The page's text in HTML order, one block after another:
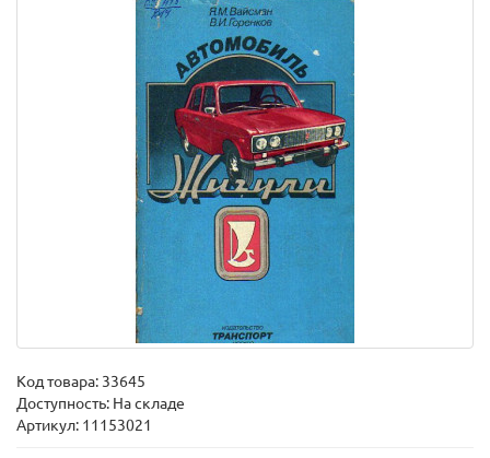
Код товара: 33645
Доступность: На складе
Артикул: 11153021